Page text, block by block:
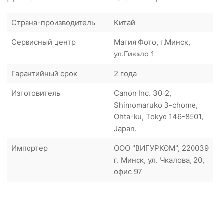
Страна-производитель Китай
Сервисный центр
Магия Фото, г.Минск,
ул.Гикало 1
Гарантийный срок 2 года
Изготовитель
Canon Inc. 30-2,
Shimomaruko 3-chome,
Ohta-ku, Tokyo 146-8501,
Japan.
Импортер
ООО "ВИГУРКОМ", 220039
г. Минск, ул. Чкалова, 20,
офис 97